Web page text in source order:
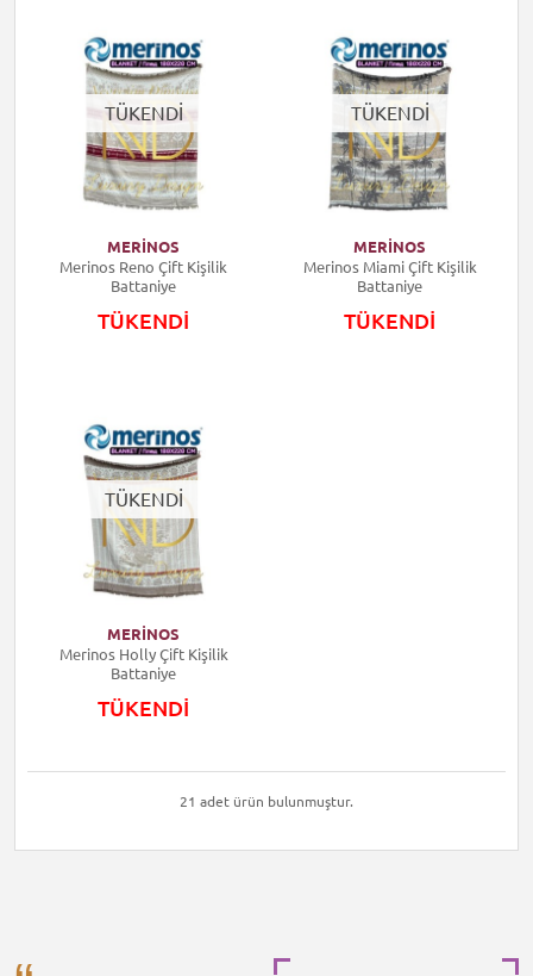
TÜKENDİ
MERİNOS
Merinos Reno Çift Kişilik
Battaniye
TÜKENDİ
TÜKENDİ
MERİNOS
Merinos Miami Çift Kişilik
Battaniye
TÜKENDİ
TÜKENDİ
MERİNOS
Merinos Holly Çift Kişilik
Battaniye
TÜKENDİ
21 adet ürün bulunmuştur.